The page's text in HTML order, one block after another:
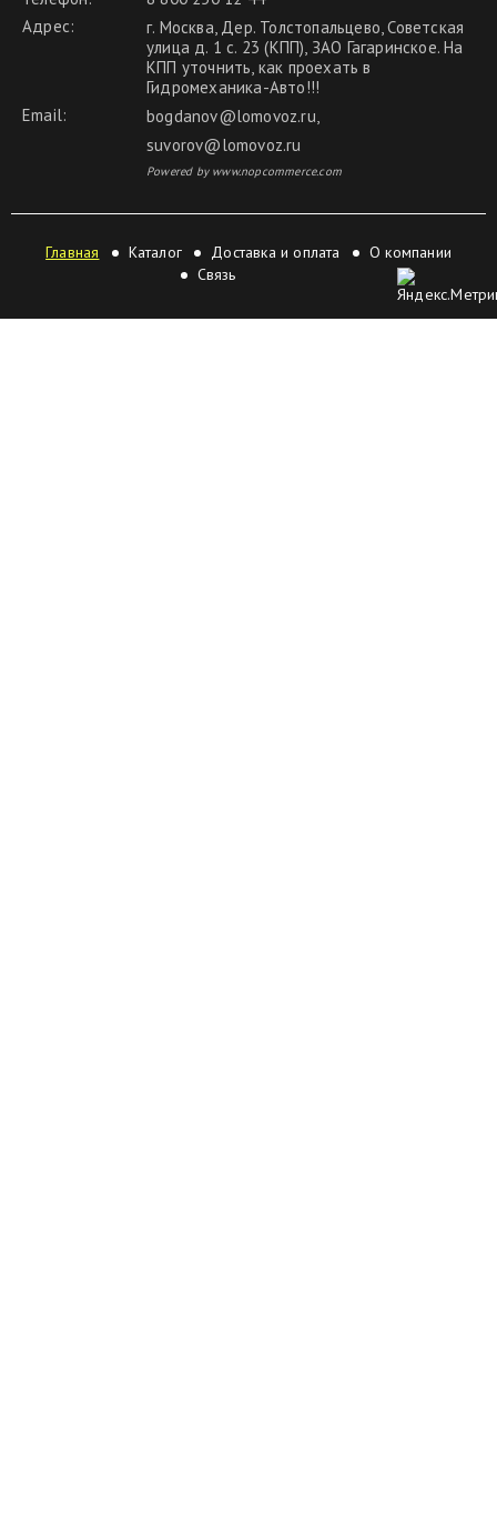
Адрес:
г. Москва, Дер. Толстопальцево, Советская
улица д. 1 с. 23 (КПП), ЗАО Гагаринское. На
КПП уточнить, как проехать в
Гидромеханика-Авто!!!
Email:
bogdanov@lomovoz.ru,
suvorov@lomovoz.ru
Powered by www.nopcommerce.com
Главная Каталог Доставка и оплата
О компании
Связь